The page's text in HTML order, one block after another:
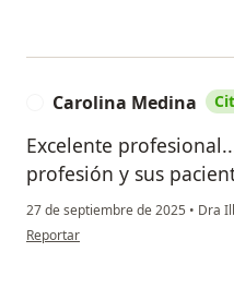
Carolina Medina
Excelente
profesión y sus
27 de septiembre de 2025 • Dra
en opinión del usuario Carolina
Reportar